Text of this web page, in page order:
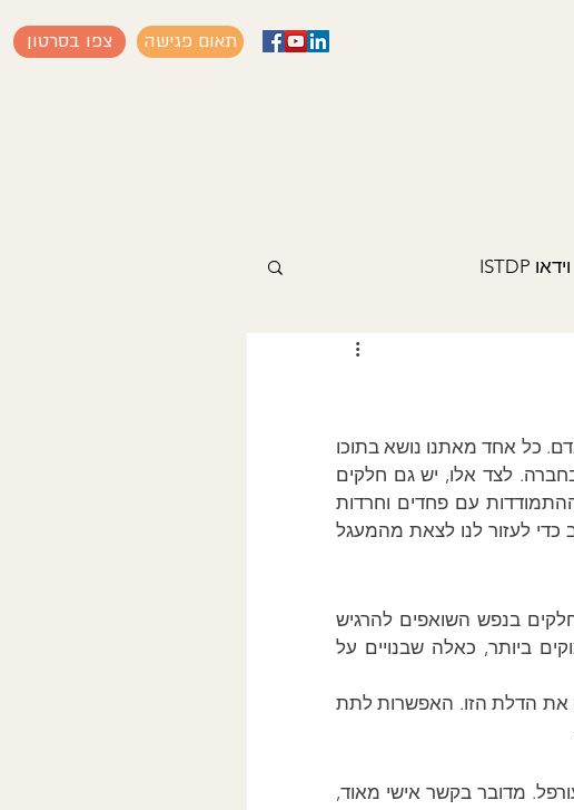
צפו בסרטון תאום פגישה
וידאו ISTDP